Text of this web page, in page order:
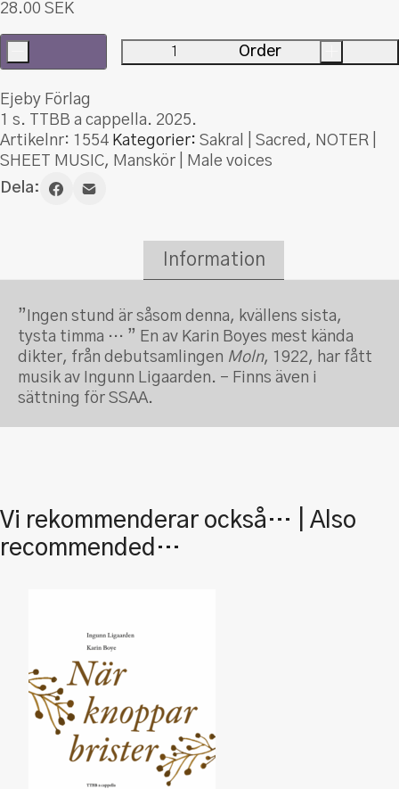
28.00 SEK
Aftonbön
mängd
Order
Ejeby Förlag
1 s. TTBB a cappella. 2025.
Artikelnr: 1554 Kategorier: Sakral | Sacred , NOTER |
SHEET MUSIC, Manskör | Male voices
Dela:
Information
”Ingen stund är såsom denna, kvällens sista,
tysta timma … ” En av Karin Boyes mest kända
dikter, från debutsamlingen Moln, 1922, har fått
musik av Ingunn Ligaarden. – Finns även i
sättning för SSAA.
Vi rekommenderar också… | Also
recommended…